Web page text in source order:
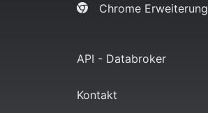
Chrome Erweiterung
API - Databroker
Kontakt